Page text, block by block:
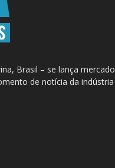
Brasil – se lança mercado
de notícia da indústria